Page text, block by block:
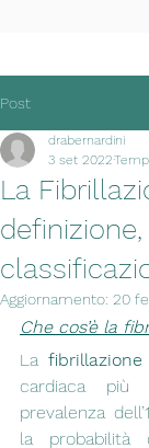
Post
La
drabernardini
3 set 2022
Aggiornamento: 20
Che cos’è la
La fibrillazione
cardiaca più
prevalenza
la probabilità